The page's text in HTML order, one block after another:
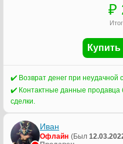
₽
✔️ Возврат денег при неудачной
✔️ Контактные данные продавца
сделки.
Иван
Офлайн (Был